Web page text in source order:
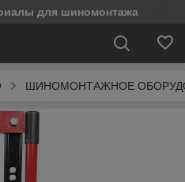
для шиномонтажа
ШИНОМОНТАЖНОЕ